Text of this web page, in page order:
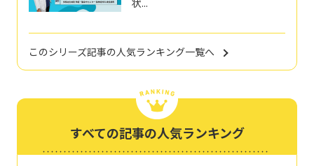
このシリーズ記事の人気ランキング一覧へ
すべての記事の人気ランキング